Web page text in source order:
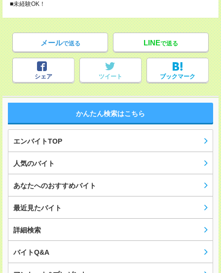
■未経験OK！
メールで送る LINEで送る
シェア ツイート ブックマーク
かんたん検索はこちら
エンバイトTOP
人気のバイト
あなたへのおすすめバイト
最近見たバイト
詳細検索
バイトQ&A